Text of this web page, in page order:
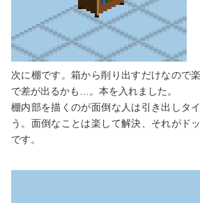
次に棚です。箱から削り出すだけなので
で差が出るかも…。本を入れました。
棚内部を描くのが面倒な人は引き出しタ
う。面倒なことは楽して解決、それがド
です。